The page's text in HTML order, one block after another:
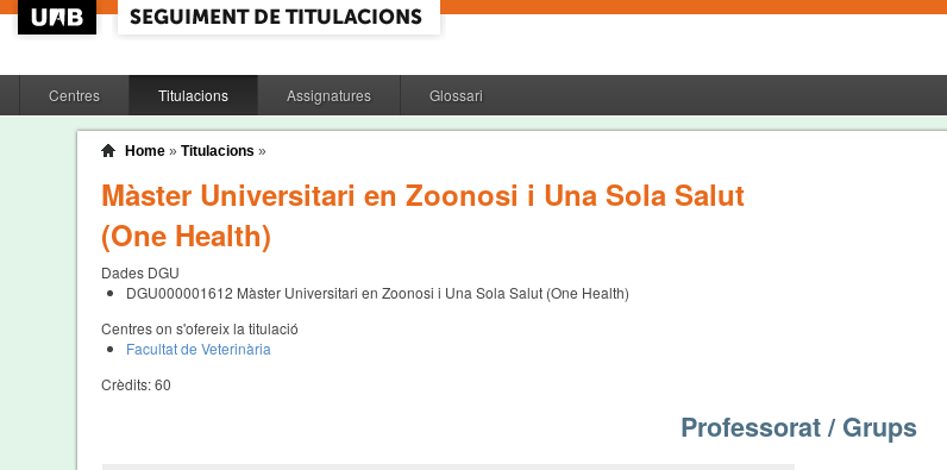
Centres Titulacions Assignatures Glossari
Home» Titulacions »
Màster Universitari en Zoonosi i Una Sola Salut
(One Health)
Dades DGU
DGU000001612 Màster Universitari en Zoonosi i Una Sola Salut (One Health)
Centres on s'ofereix la titulació
Facultat de Veterinària
Crèdits:60
Professorat / Grups